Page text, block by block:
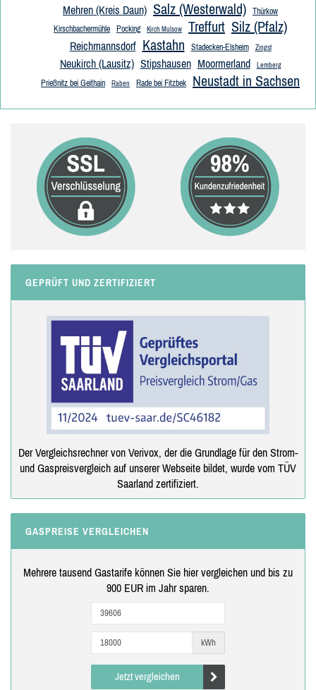
Mehren (Kreis Daun) Salz (Westerwald)
Thürkow
Kirschbachermühle
Pocking Kirch Mulsow Treffurt Silz (Pfalz)
Reichmannsdorf Kastahn Stadecken-Elsheim Zingst
Neukirch (Lausitz) Stipshausen Moormerland Lemberg
Prießnitz bei Geithain Raben Rade bei Fitzbek Neustadt in Sachsen
GEPRÜFT UND ZERTIFIZIERT
Der Vergleichsrechner von Verivox, der die Grundlage für den Strom-
und Gaspreisvergleich auf unserer Webseite bildet, wurde vom TÜV
Saarland zertifiziert.
GASPREISE VERGLEICHEN
Mehrere tausend Gastarife können Sie hier vergleichen und bis zu
900 EUR im Jahr sparen.
kWh
Jetzt vergleichen